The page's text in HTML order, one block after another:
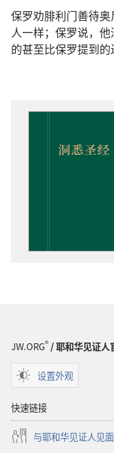
保罗劝腓利门善待
人一样；保罗说，
的甚至比保罗提到的
JW.ORG®/ 耶和华见证人
设置外观
快速链接
与耶和华见证人见面